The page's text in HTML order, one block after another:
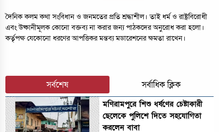
দৈনিক কলম কথা সংবিধান ও জনমতের প্রতি শ্রদ্ধাশীল। তাই ধর্ম ও রাষ্ট্রবিরোধী
এবং উষ্কানীমূলক কোনো বক্তব্য না করার জন্য পাঠকদের অনুরোধ করা হলো।
কর্তৃপক্ষ যেকোনো ধরণের আপত্তিকর মন্তব্য মডারেশনের ক্ষমতা রাখেন।
সর্বশেষ সর্বাধিক ক্লিক
মণিরামপুরে শিশু ধর্ষণের চেষ্টাকারী
ছেলেকে পুলিশে দিতে সহযোগিতা
করলেন বাবা